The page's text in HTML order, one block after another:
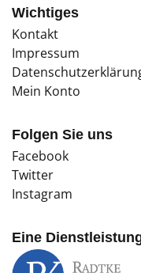
Wichtiges
Kontakt
Impressum
Mein Konto
Folgen Sie uns
Facebook
Twitter
Instagram
Eine